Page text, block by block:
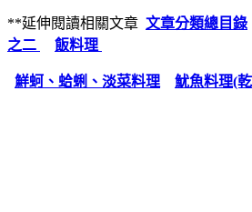
**延伸閱讀相關文章 文章分類總目錄
之二
飯料理
鮮蚵、蛤蜊、淡菜料理 魷魚料理(